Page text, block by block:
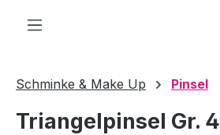
Schminke & Make Up Pinsel
Triangelpinsel Gr. 4